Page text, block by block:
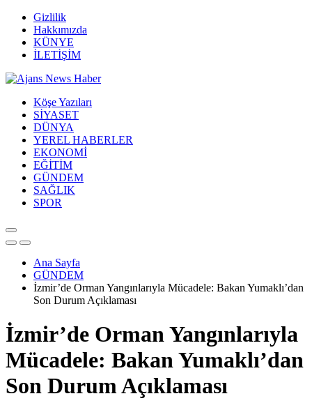
Gizlilik
Hakkımızda
KÜNYE
İLETİŞİM
Köşe Yazıları
SİYASET
DÜNYA
YEREL HABERLER
EKONOMİ
EĞİTİM
GÜNDEM
SAĞLIK
SPOR
Ana Sayfa
GÜNDEM
İzmir’de Orman Yangınlarıyla Mücadele: Bakan Yumaklı’dan
Son Durum Açıklaması
İzmir’de Orman Yangınlarıyla
Mücadele: Bakan Yumaklı’dan
Son Durum Açıklaması